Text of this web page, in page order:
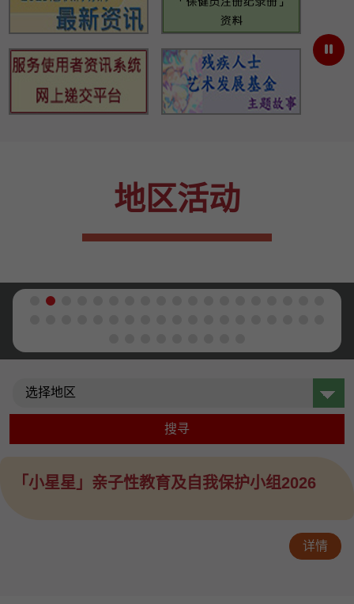
舍感染防控电子平台 服务使用者资讯系统网上递交平
残疾人
地区活动
地区
搜寻
「小星星」亲子性教育及自我保护小组2026
详情